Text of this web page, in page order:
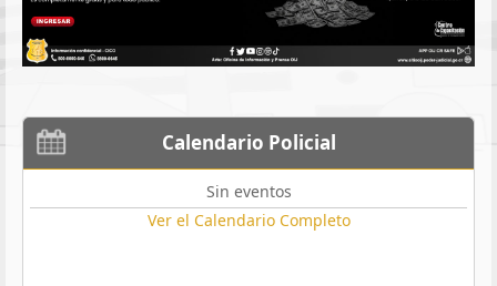
Calendario Policial
Sin eventos
Ver el Calendario Completo